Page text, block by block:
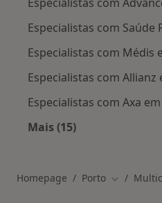
Especialistas com Saúde
Especialistas com Médis
Especialistas com Allianz
Especialistas com Axa
Mais (15)
Homepage Porto Mudar de